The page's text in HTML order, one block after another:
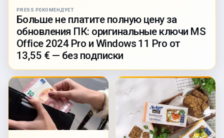
PRESS РЕКОМЕНДУЕТ
Больше не платите полную цену за
обновления ПК: оригинальные ключи MS
Office 2024 Pro и Windows 11 Pro от
13,55 € — без подписки